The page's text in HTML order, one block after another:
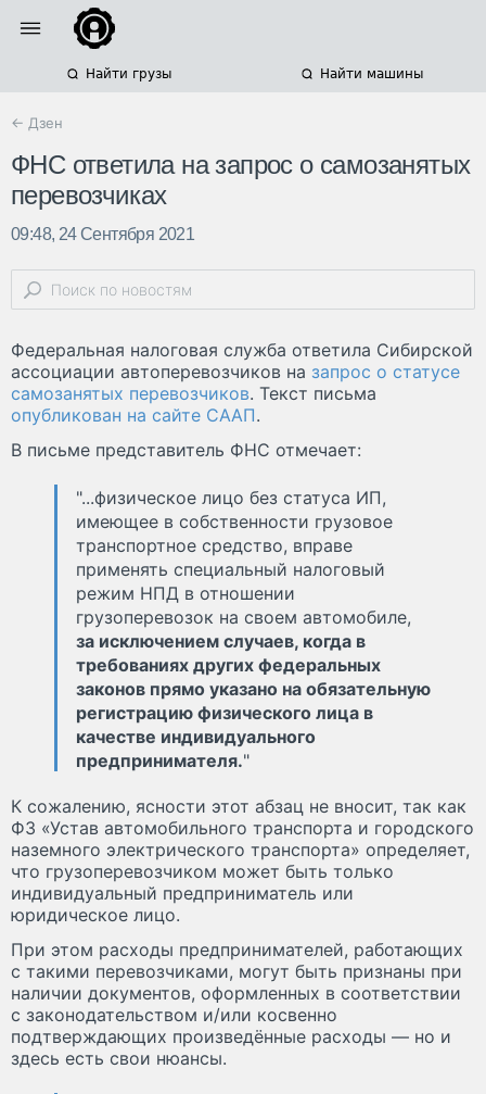
Найти грузы Найти машины
← Дзен
ФНС ответила на запрос о самозанятых
перевозчиках
09:48, 24 Сентября 2021
Федеральная налоговая служба ответила Сибирской
ассоциации автоперевозчиков на запрос о статусе
самозанятых перевозчиков. Текст письма
опубликован на сайте СААП.
В письме представитель ФНС отмечает:
"...физическое лицо без статуса ИП,
имеющее в собственности грузовое
транспортное средство, вправе
применять специальный налоговый
режим НПД в отношении
грузоперевозок на своем автомобиле,
за исключением случаев, когда в
требованиях других федеральных
законов прямо указано на обязательную
регистрацию физического лица в
качестве индивидуального
предпринимателя."
К сожалению, ясности этот абзац не вносит, так как
ФЗ «Устав автомобильного транспорта и городского
наземного электрического транспорта» определяет,
что грузоперевозчиком может быть только
индивидуальный предприниматель или
юридическое лицо.
При этом расходы предпринимателей, работающих
с такими перевозчиками, могут быть признаны при
наличии документов, оформленных в соответствии
с законодательством и/или косвенно
подтверждающих произведённые расходы — но и
здесь есть свои нюансы.